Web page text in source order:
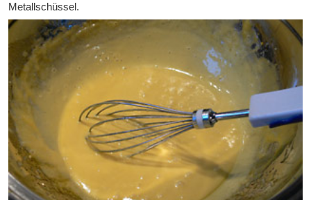
Metallschüssel.